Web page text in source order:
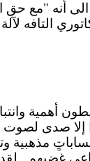
"مع حق
التافه
أهمية
إلا صدى لصوت
مذهبية
غضبهم .